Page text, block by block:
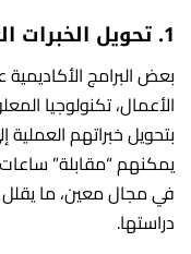
1. تحويل الخبرات
بعض البرامج
الأعمال، تكنولوجيا
بتحويل خبراتهم
يمكنهم “مقابلة”
في مجال معين، ما يقلل
دراستها.